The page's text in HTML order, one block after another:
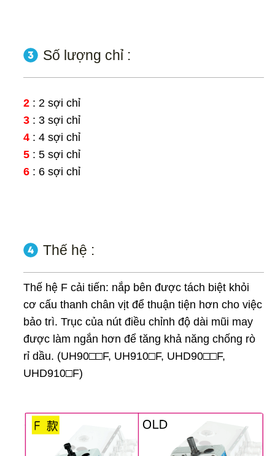
Số lượng chỉ :
2 : 2 sợi chỉ
3 : 3 sợi chỉ
4 : 4 sợi chỉ
5 : 5 sợi chỉ
6 : 6 sợi chỉ
Thế hệ :
Thế hệ F cải tiến: nắp bên được tách biệt khỏi
cơ cấu thanh chân vịt để thuận tiện hơn cho việc
bảo trì. Trục của nút điều chỉnh độ dài mũi may
được làm ngắn hơn để tăng khả năng chống rò
rỉ dầu. (UH90□□F, UH910□F, UHD90□□F,
UHD910□F)